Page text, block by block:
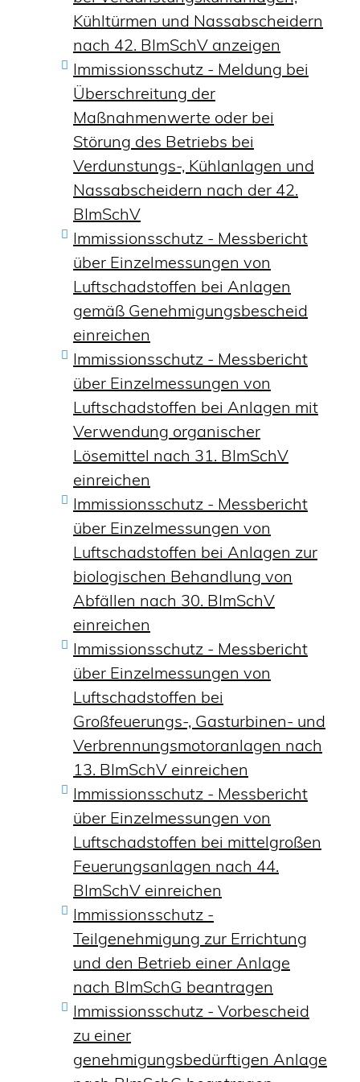
Kühltürmen und Nassabscheidern
nach 42. BImSchV anzeigen
Immissionsschutz - Meldung bei
Überschreitung der
Maßnahmenwerte oder bei
Störung des Betriebs bei
Verdunstungs-, Kühlanlagen und
Nassabscheidern nach der 42.
BImSchV
Immissionsschutz - Messbericht
über Einzelmessungen von
Luftschadstoffen bei Anlagen
gemäß Genehmigungsbescheid
einreichen
Immissionsschutz - Messbericht
über Einzelmessungen von
Luftschadstoffen bei Anlagen mit
Verwendung organischer
Lösemittel nach 31. BImSchV
einreichen
Immissionsschutz - Messbericht
über Einzelmessungen von
Luftschadstoffen bei Anlagen zur
biologischen Behandlung von
Abfällen nach 30. BImSchV
einreichen
Immissionsschutz - Messbericht
über Einzelmessungen von
Luftschadstoffen bei
Großfeuerungs-, Gasturbinen- und
Verbrennungsmotoranlagen nach
13. BImSchV einreichen
Immissionsschutz - Messbericht
über Einzelmessungen von
Luftschadstoffen bei mittelgroßen
Feuerungsanlagen nach 44.
BImSchV einreichen
Immissionsschutz -
Teilgenehmigung zur Errichtung
und den Betrieb einer Anlage
nach BImSchG beantragen
Immissionsschutz - Vorbescheid
zu einer
genehmigungsbedürftigen Anlage